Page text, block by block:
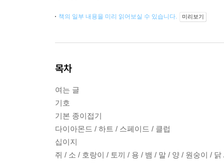
책의 일부 내용을 미리 읽어보실 수 있습니다. 미리보기
목차
여는 글
기호
기본 종이접기
다이아몬드 / 하트 / 스페이드 / 클럽
십이지
쥐 / 소 / 호랑이 / 토끼 / 용 / 뱀 / 말 / 양 / 원숭이 / 닭